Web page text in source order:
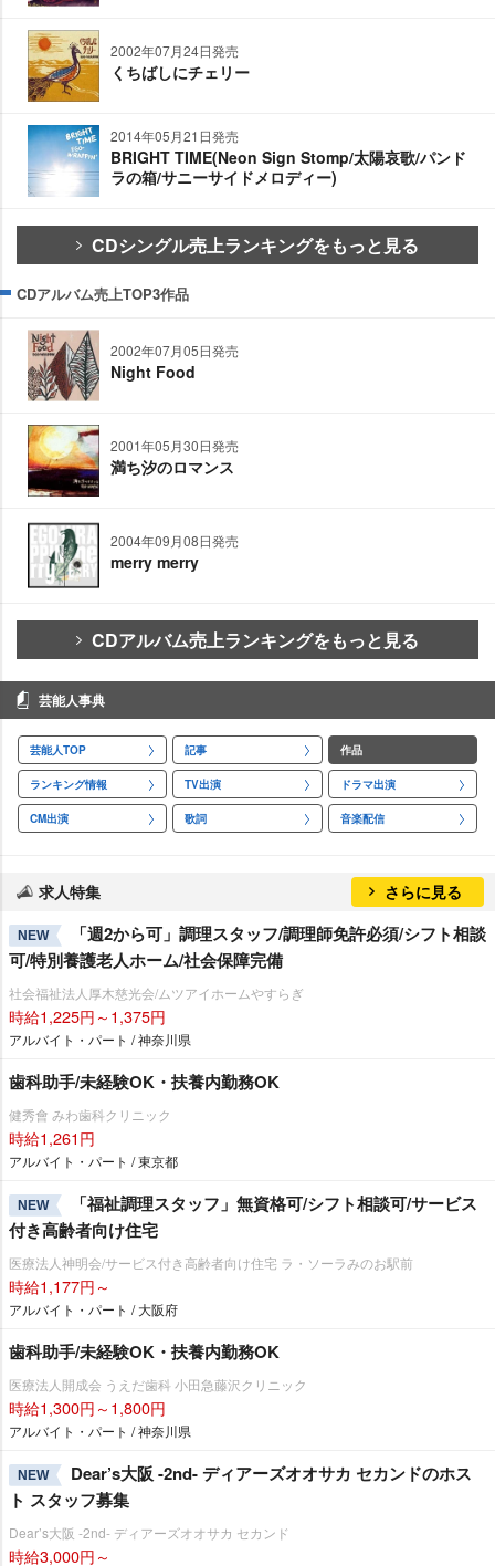
2002年07月24日発売
くちばしにチェリー
2014年05月21日発売
BRIGHT TIME(Neon Sign Stomp/太陽哀歌/パンド
ラの箱/サニーサイドメロディー)
CDシングル売上ランキングをもっと見る
CDアルバム売上TOP3作品
2002年07月05日発売
Night Food
2001年05月30日発売
満ち汐のロマンス
2004年09月08日発売
merry merry
CDアルバム売上ランキングをもっと見る
芸能人事典
芸能人TOP 記事 作品
ランキング情報 TV出演 ドラマ出演
CM出演 歌詞 音楽配信
求人特集 さらに見る
NEW
「週2から可」調理スタッフ/調理師免許必須/シフト相談
可/特別養護老人ホーム/社会保障完備
社会福祉法人厚木慈光会/ムツアイホームやすらぎ
時給1,225円～1,375円
アルバイト・パート / 神奈川県
歯科助手/未経験OK・扶養内勤務OK
健秀會 みわ歯科クリニック
時給1,261円
アルバイト・パート / 東京都
NEW
「福祉調理スタッフ」無資格可/シフト相談可/サービス
付き高齢者向け住宅
医療法人神明会/サービス付き高齢者向け住宅 ラ・ソーラみのお駅前
時給1,177円～
アルバイト・パート / 大阪府
歯科助手/未経験OK・扶養内勤務OK
医療法人開成会 うえだ歯科 小田急藤沢クリニック
時給1,300円～1,800円
アルバイト・パート / 神奈川県
NEW
Dear’s大阪 -2nd- ディアーズオオサカ セカンドのホス
ト スタッフ募集
Dear’s大阪 -2nd- ディアーズオオサカ セカンド
時給3,000円～